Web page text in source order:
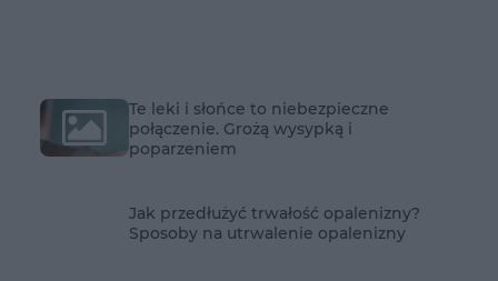
Te leki i słońce to niebezpieczne
połączenie. Grożą wysypką i
poparzeniem
Jak przedłużyć trwałość opalenizny?
Sposoby na utrwalenie opalenizny